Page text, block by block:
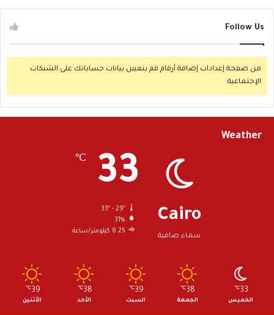
Follow Us
من صفحة إعدادات إضافة أرقام قم بتعيين بيانات حساباتك على الشبكات
الإجتماعية.
Weather
Cairo
سماء صافية
33
℃
33º - 29º
31%
8.25 كيلومتر/ساعة
33
℃
الخميس
38
℃
الجمعة
39
℃
السبت
38
℃
الأحد
39
℃
الأثنين